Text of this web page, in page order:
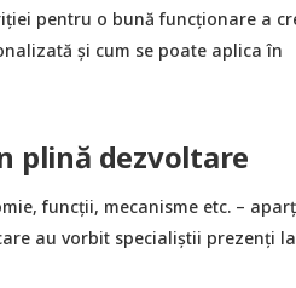
pentru o bună funcționare a
și cum se poate aplica în
plină dezvoltare
funcții, mecanisme etc. –
au vorbit specialiștii prezenți la